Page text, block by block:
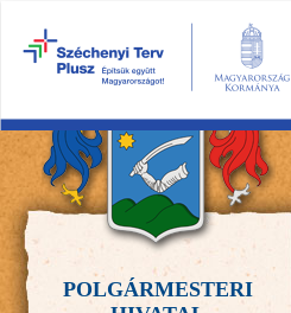
POLGÁRMESTERI